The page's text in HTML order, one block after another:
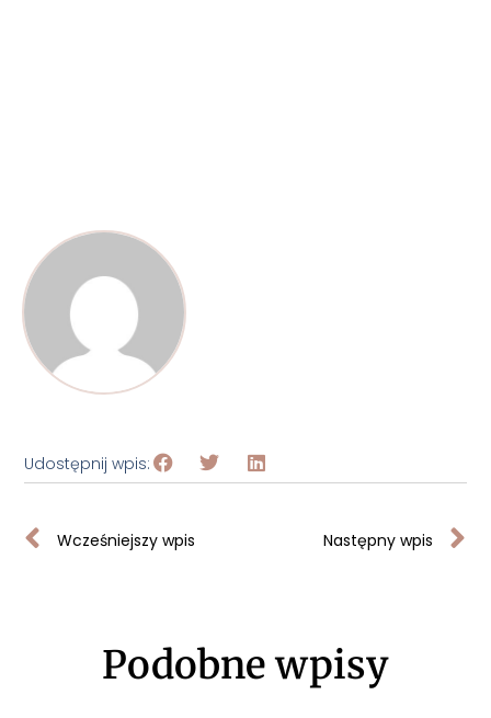
Udostępnij wpis:
Wcześniejszy wpis Następny wpis
Podobne wpisy